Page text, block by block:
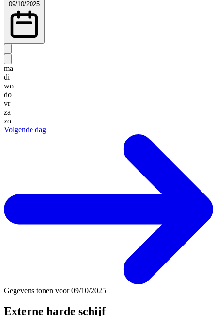
09/10/2025
ma
di
wo
do
vr
za
zo
Volgende dag
Gegevens tonen voor09/10/2025
Externe harde schijf